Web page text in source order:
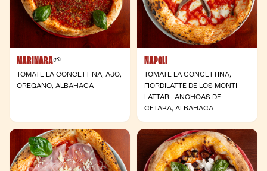
MARINARA🌱
TOMATE LA CONCETTINA, AJO,
OREGANO, ALBAHACA
NAPOLI
TOMATE LA CONCETTINA,
FIORDILATTE DE LOS MONTI
LATTARI, ANCHOAS DE
CETARA, ALBAHACA